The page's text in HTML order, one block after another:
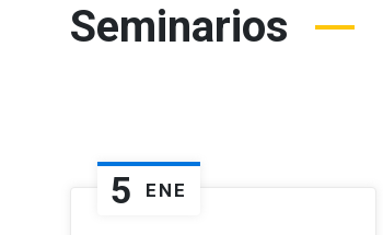
Seminarios
5 ENE